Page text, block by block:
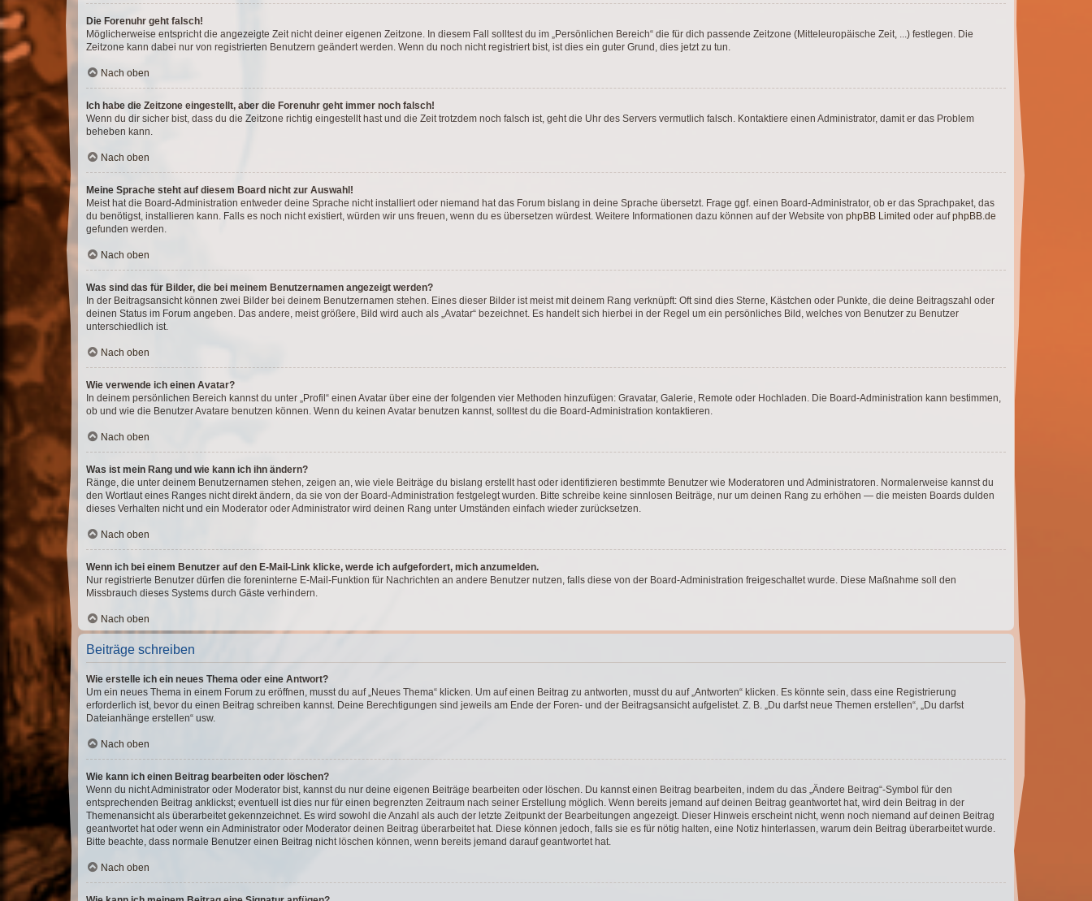
Die Forenuhr geht falsch!
Möglicherweise entspricht die angezeigte Zeit nicht deiner eigenen Zeitzone. In diesem Fall solltest du im „Persönlichen Bereich“ die für dich passende Zeitzone (Mitteleuropäische Zeit, ...) festlegen. Die
Zeitzone kann dabei nur von registrierten Benutzern geändert werden. Wenn du noch nicht registriert bist, ist dies ein guter Grund, dies jetzt zu tun.
Nach oben
Ich habe die Zeitzone eingestellt, aber die Forenuhr geht immer noch falsch!
Wenn du dir sicher bist, dass du die Zeitzone richtig eingestellt hast und die Zeit trotzdem noch falsch ist, geht die Uhr des Servers vermutlich falsch. Kontaktiere einen Administrator, damit er das Problem
beheben kann.
Nach oben
Meine Sprache steht auf diesem Board nicht zur Auswahl!
Meist hat die Board-Administration entweder deine Sprache nicht installiert oder niemand hat das Forum bislang in deine Sprache übersetzt. Frage ggf. einen Board-Administrator, ob er das Sprachpaket, das
du benötigst, installieren kann. Falls es noch nicht existiert, würden wir uns freuen, wenn du es übersetzen würdest. Weitere Informationen dazu können auf der Website von phpBB Limited oder aufphpBB.de
gefunden werden.
Nach oben
Was sind das für Bilder, die bei meinem Benutzernamen angezeigt werden?
In der Beitragsansicht können zwei Bilder bei deinem Benutzernamen stehen. Eines dieser Bilder ist meist mit deinem Rang verknüpft: Oft sind dies Sterne, Kästchen oder Punkte, die deine Beitragszahl oder
deinen Status im Forum angeben. Das andere, meist größere, Bild wird auch als „Avatar“ bezeichnet. Es handelt sich hierbei in der Regel um ein persönliches Bild, welches von Benutzer zu Benutzer
unterschiedlich ist.
Nach oben
Wie verwende ich einen Avatar?
In deinem persönlichen Bereich kannst du unter „Profil“ einen Avatar über eine der folgenden vier Methoden hinzufügen: Gravatar, Galerie, Remote oder Hochladen. Die Board-Administration kann bestimmen,
ob und wie die Benutzer Avatare benutzen können. Wenn du keinen Avatar benutzen kannst, solltest du die Board-Administration kontaktieren.
Nach oben
Was ist mein Rang und wie kann ich ihn ändern?
Ränge, die unter deinem Benutzernamen stehen, zeigen an, wie viele Beiträge du bislang erstellt hast oder identifizieren bestimmte Benutzer wie Moderatoren und Administratoren. Normalerweise kannst du
den Wortlaut eines Ranges nicht direkt ändern, da sie von der Board-Administration festgelegt wurden. Bitte schreibe keine sinnlosen Beiträge, nur um deinen Rang zu erhöhen — die meisten Boards dulden
dieses Verhalten nicht und ein Moderator oder Administrator wird deinen Rang unter Umständen einfach wieder zurücksetzen.
Nach oben
Wenn ich bei einem Benutzer auf den E-Mail-Link klicke, werde ich aufgefordert, mich anzumelden.
Nur registrierte Benutzer dürfen die foreninterne E-Mail-Funktion für Nachrichten an andere Benutzer nutzen, falls diese von der Board-Administration freigeschaltet wurde. Diese Maßnahme soll den
Missbrauch dieses Systems durch Gäste verhindern.
Nach oben
Beiträge schreiben
Wie erstelle ich ein neues Thema oder eine Antwort?
Um ein neues Thema in einem Forum zu eröffnen, musst du auf „Neues Thema“ klicken. Um auf einen Beitrag zu antworten, musst du auf „Antworten“ klicken. Es könnte sein, dass eine Registrierung
erforderlich ist, bevor du einen Beitrag schreiben kannst. Deine Berechtigungen sind jeweils am Ende der Foren- und der Beitragsansicht aufgelistet. Z. B. „Du darfst neue Themen erstellen“, „Du darfst
Dateianhänge erstellen“ usw.
Nach oben
Wie kann ich einen Beitrag bearbeiten oder löschen?
Wenn du nicht Administrator oder Moderator bist, kannst du nur deine eigenen Beiträge bearbeiten oder löschen. Du kannst einen Beitrag bearbeiten, indem du das „Ändere Beitrag“-Symbol für den
entsprechenden Beitrag anklickst; eventuell ist dies nur für einen begrenzten Zeitraum nach seiner Erstellung möglich. Wenn bereits jemand auf deinen Beitrag geantwortet hat, wird dein Beitrag in der
Themenansicht als überarbeitet gekennzeichnet. Es wird sowohl die Anzahl als auch der letzte Zeitpunkt der Bearbeitungen angezeigt. Dieser Hinweis erscheint nicht, wenn noch niemand auf deinen Beitrag
geantwortet hat oder wenn ein Administrator oder Moderator deinen Beitrag überarbeitet hat. Diese können jedoch, falls sie es für nötig halten, eine Notiz hinterlassen, warum dein Beitrag überarbeitet wurde.
Bitte beachte, dass normale Benutzer einen Beitrag nicht löschen können, wenn bereits jemand darauf geantwortet hat.
Nach oben